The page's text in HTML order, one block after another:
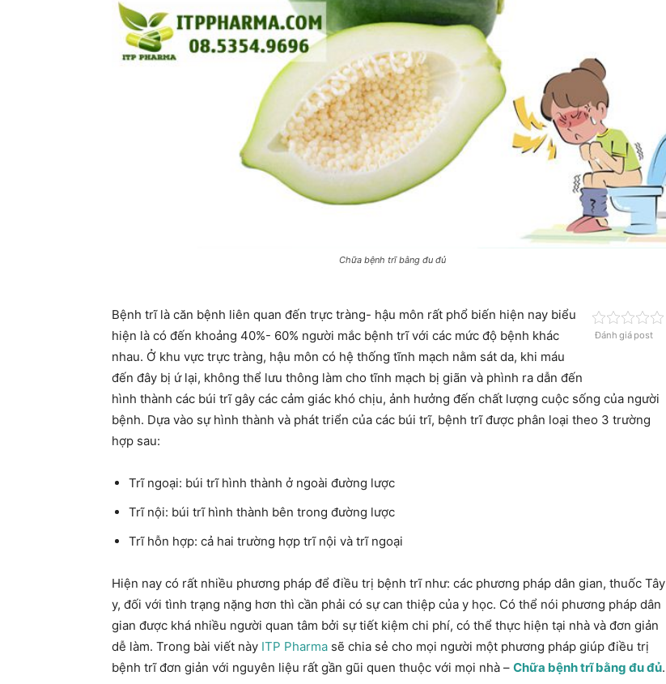
Chữa bệnh trĩ bằng đu đủ
Đánh giá post
Bệnh trĩ là căn bệnh liên quan đến trực tràng- hậu môn rất phổ biến hiện nay biểu
hiện là có đến khoảng 40%- 60% người mắc bệnh trĩ với các mức độ bệnh khác
nhau. Ở khu vực trực tràng, hậu môn có hệ thống tĩnh mạch nằm sát da, khi máu
đến đây bị ứ lại, không thể lưu thông làm cho tĩnh mạch bị giãn và phình ra dẫn đến
hình thành các búi trĩ gây các cảm giác khó chịu, ảnh hưởng đến chất lượng cuộc sống của người
bệnh. Dựa vào sự hình thành và phát triển của các búi trĩ, bệnh trĩ được phân loại theo 3 trường
hợp sau:
Trĩ ngoại: búi trĩ hình thành ở ngoài đường lược
Trĩ nội: búi trĩ hình thành bên trong đường lược
Trĩ hỗn hợp: cả hai trường hợp trĩ nội và trĩ ngoại
Hiện nay có rất nhiều phương pháp để điều trị bệnh trĩ như: các phương pháp dân gian, thuốc Tây
y, đối với tình trạng nặng hơn thì cần phải có sự can thiệp của y học. Có thể nói phương pháp dân
gian được khá nhiều người quan tâm bởi sự tiết kiệm chi phí, có thể thực hiện tại nhà và đơn giản
dễ làm. Trong bài viết này ITP Pharma sẽ chia sẻ cho mọi người một phương pháp giúp điều trị
bệnh trĩ đơn giản với nguyên liệu rất gần gũi quen thuộc với mọi nhà – Chữa bệnh trĩ bằng đu đủ.